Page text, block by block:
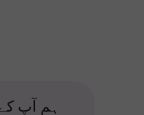
ہم آپ کے